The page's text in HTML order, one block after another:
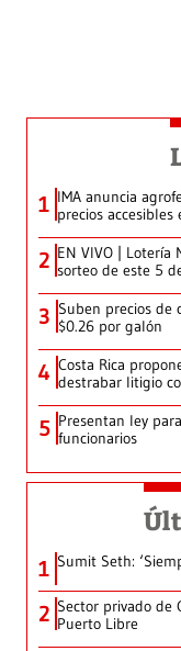
1 IMA anuncia
precios
2 EN VIVO | Lotería
sorteo de este 5
3 Suben precios de
$0.26 por galón
4 Costa Rica
destrabar litigio
5 Presentan ley
funcionarios
1 Sumit Seth:
2 Sector privado de
Puerto Libre